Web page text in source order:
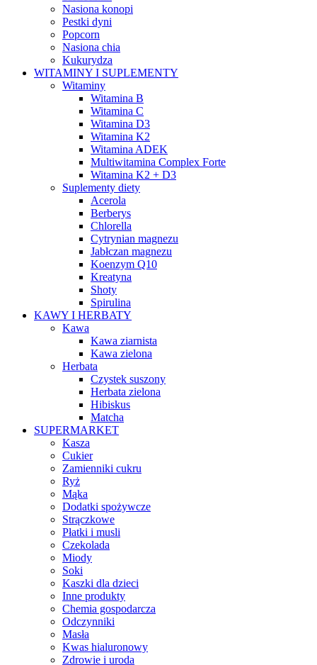
Nasiona konopi
Pestki dyni
Popcorn
Nasiona chia
Kukurydza
WITAMINY I SUPLEMENTY
Witaminy
Witamina B
Witamina C
Witamina D3
Witamina K2
Witamina ADEK
Multiwitamina Complex Forte
Witamina K2 + D3
Suplementy diety
Acerola
Berberys
Chlorella
Cytrynian magnezu
Jabłczan magnezu
Koenzym Q10
Kreatyna
Shoty
Spirulina
KAWY I HERBATY
Kawa
Kawa ziarnista
Kawa zielona
Herbata
Czystek suszony
Herbata zielona
Hibiskus
Matcha
SUPERMARKET
Kasza
Cukier
Zamienniki cukru
Ryż
Mąka
Dodatki spożywcze
Strączkowe
Płatki i musli
Czekolada
Miody
Soki
Kaszki dla dzieci
Inne produkty
Chemia gospodarcza
Odczynniki
Masła
Kwas hialuronowy
Zdrowie i uroda